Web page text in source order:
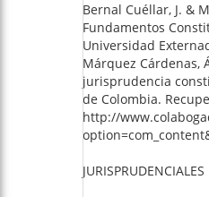
Bernal Cuéllar, J. &
Fundamentos
Universidad
Márquez Cárdenas,
jurisprudencia
de Colombia.
http://
JURISPRUDENCIALES